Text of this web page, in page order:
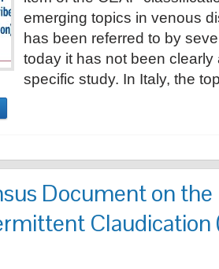
emerging topics in venous
has been referred to by
today it has not been
specific study. In Italy, the
Document on
Claudication